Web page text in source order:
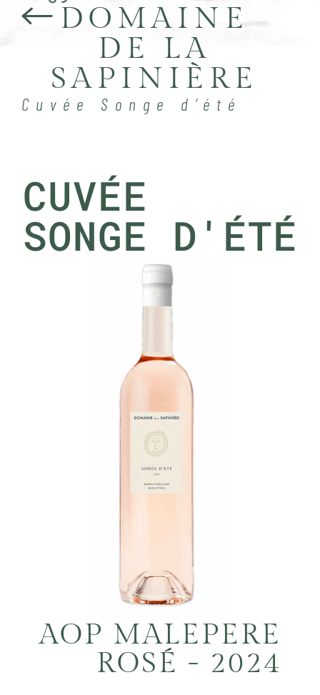
DOMAINE
DE LA
SAPINIÈRE
Cuvée Songe d’été
CUVÉE
SONGE D'ÉTÉ
AOP MALEPERE
ROSÉ - 2024